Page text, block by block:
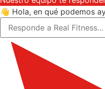
👋 Hola, en qué podemos